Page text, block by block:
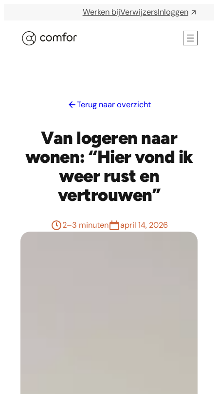
Werken bijVerwijzersInloggen
Terug naar overzicht
Van logeren naar
wonen: “Hier vond ik
weer rust en
vertrouwen’’
2–3 minuten april 14, 2026